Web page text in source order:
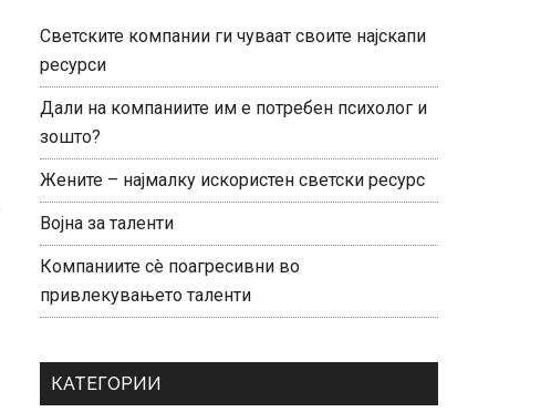
Светските компании ги чуваат своите најскапи
ресурси
Дали на компаниите им е потребен психолог и
зошто?
Жените – најмалку искористен светски ресурс
Војна за таленти
Компаниите сè поагресивни во
привлекувањето таленти
КАТЕГОРИИ